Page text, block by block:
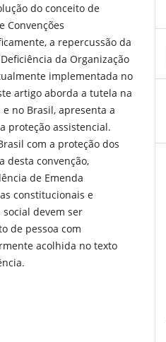
do conceito de
Convenções
a repercussão da
da Organização
implementada no
artigo aborda a tutela na
no Brasil, apresenta a
proteção assistencial.
com a proteção dos
desta convenção,
de Emenda
constitucionais e
devem ser
de pessoa com
acolhida no texto